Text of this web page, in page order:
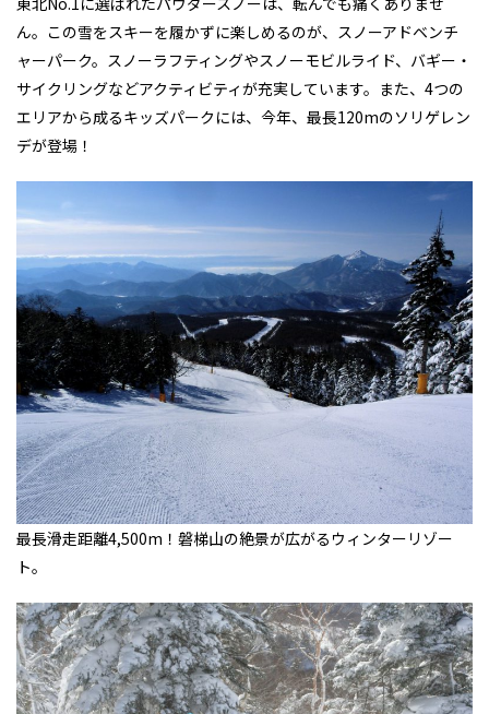
ん。この雪をスキーを履かずに楽しめるのが、スノーアドベンチ
ャーパーク。スノーラフティングやスノーモビルライド、バギー・
サイクリングなどアクティビティが充実しています。また、4つの
エリアから成るキッズパークには、今年、最長120mのソリゲレン
デが登場！
最長滑走距離4,500m！磐梯山の絶景が広がるウィンターリゾー
ト。